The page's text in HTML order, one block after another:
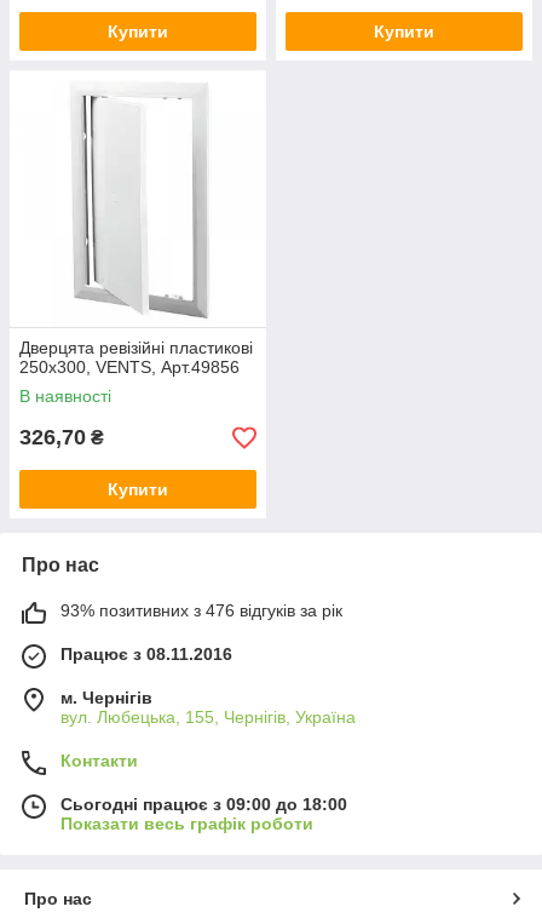
Купити Купити
Дверцята ревізійні пластикові
250х300, VENTS, Арт.49856
В наявності
326,70 ₴
Купити
Про нас
93% позитивних з 476 відгуків за рік
Працює з 08.11.2016
м. Чернігів
вул. Любецька, 155, Чернігів, Україна
Контакти
Сьогодні працює з 09:00 до 18:00
Показати весь графік роботи
Про нас